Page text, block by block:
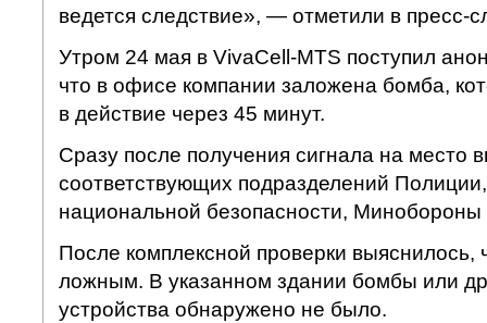
ведется следствие», — отметили в пресс-
Утром 24 мая в VivaCell-MTS поступил
что в офисе компании заложена бомба,
в действие через 45 минут.
Сразу после получения сигнала на место
соответствующих подразделений
национальной безопасности,
После комплексной проверки
ложным. В указанном здании бомбы или
устройства обнаружено не было.